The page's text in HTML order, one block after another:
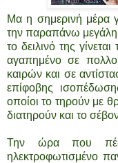
Μα η σημερινή μέρα
την παραπάνω μεγάλη
το δειλινό της γίνεται
αγαπημένο σε
καιρών και σε
επίφοβης
οποίοι το τηρούν με
διατηρούν και το
Την ώρα που
ηλεκτροφωτισμένο